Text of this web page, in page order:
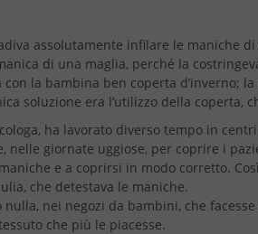
assolutamente infilare le maniche
di una maglia, perché la
con la bambina ben coperta d’inverno;
soluzione era l’utilizzo della coperta,
ha lavorato diverso tempo in
nelle giornate uggiose, per coprire i
e a coprirsi in modo corretto.
che detestava le maniche.
nulla, nei negozi da bambini, che
che più le piacesse.